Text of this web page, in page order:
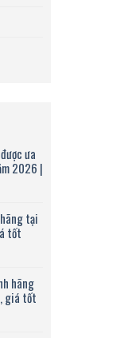
ưa
2026 |
tại
tốt
hãng
giá tốt